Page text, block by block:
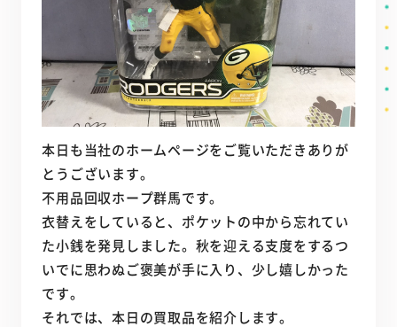
本日も当社のホームページをご覧いただきありが
とうございます。
不用品回収ホープ群馬です。
衣替えをしていると、ポケットの中から忘れてい
た小銭を発見しました。秋を迎える支度をするつ
いでに思わぬご褒美が手に入り、少し嬉しかった
です。
それでは、本日の買取品を紹介します。